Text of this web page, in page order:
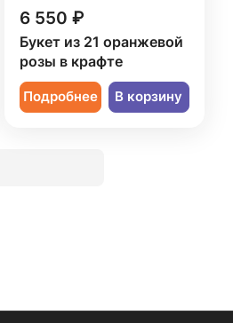
6 550 ₽
Букет из 21 оранжевой
розы в крафте
Подробнее В корзину